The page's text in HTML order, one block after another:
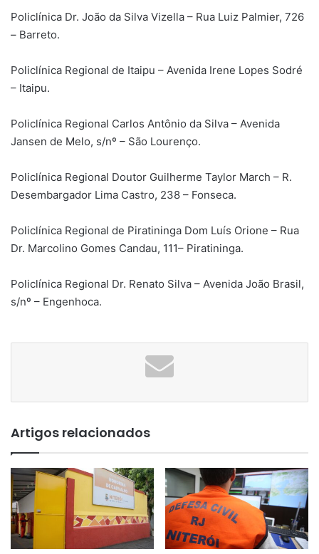
Policlínica Dr. João da Silva Vizella – Rua Luiz Palmier, 726
– Barreto.
Policlínica Regional de Itaipu – Avenida Irene Lopes Sodré
– Itaipu.
Policlínica Regional Carlos Antônio da Silva – Avenida
Jansen de Melo, s/nº – São Lourenço.
Policlínica Regional Doutor Guilherme Taylor March – R.
Desembargador Lima Castro, 238 – Fonseca.
Policlínica Regional de Piratininga Dom Luís Orione – Rua
Dr. Marcolino Gomes Candau, 111– Piratininga.
Policlínica Regional Dr. Renato Silva – Avenida João Brasil,
s/nº – Engenhoca.
Artigos relacionados